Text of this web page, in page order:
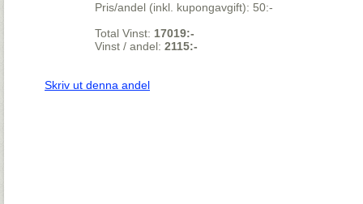
Pris/andel (inkl. kupongavgift): 50:-
Total Vinst: 17019:-
Vinst / andel:2115:-
Skriv ut denna andel